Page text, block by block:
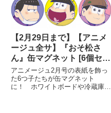
【2月29日まで】【アニメ
ージュ全サ】『おそ松さ
ん』缶マグネット [6個セッ
ト]
アニメージュ2月号の表紙を飾っ
た6つ子たちが缶マグネット
に！ ホワイトボードや冷蔵庫に